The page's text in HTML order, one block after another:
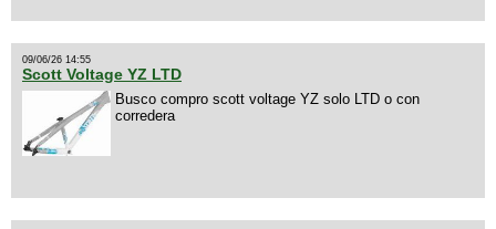
09/06/26 14:55
Scott Voltage YZ LTD
Busco compro scott voltage YZ solo LTD o con
corredera